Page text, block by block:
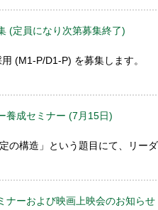
(定員になり次第募集終了)
(M1-P/D1-P) を募集します。
養成セミナー (7月15日)
の構造」という題目にて、リ
ナーおよび映画上映会のお知ら